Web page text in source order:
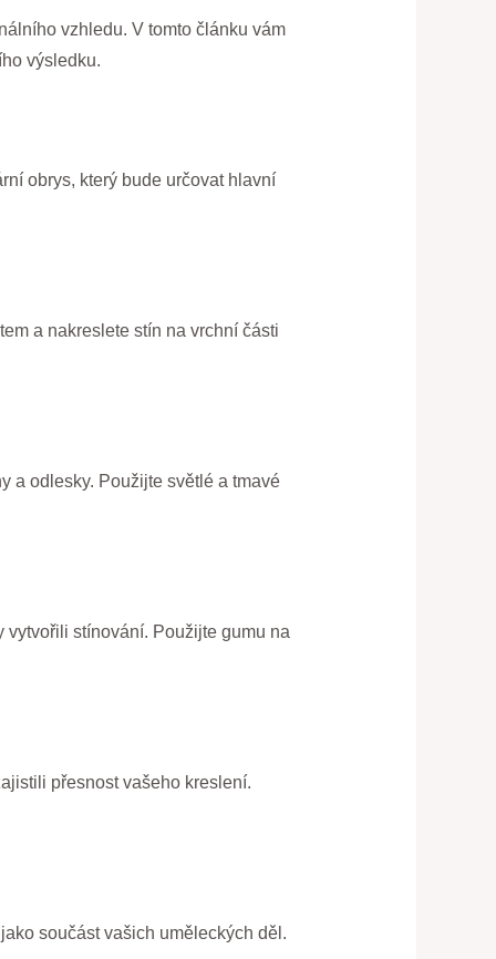
vzhledu. V tomto článku vám
výsledku.
obrys, který bude určovat hlavní
a nakreslete stín na vrchní části
a odlesky. Použijte světlé a tmavé
vytvořili stínování. Použijte gumu na
přesnost vašeho kreslení.
součást vašich uměleckých děl.